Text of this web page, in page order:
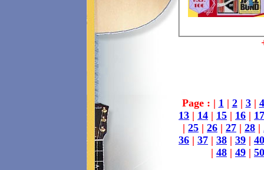
Page : | 1 | 2| 3| 4
13 | 14 | 15 | 16 | 17
| 25 | 26 | 27 | 28 |
36 | 37 | 38 | 39 | 40
| 48 | 49 | 50